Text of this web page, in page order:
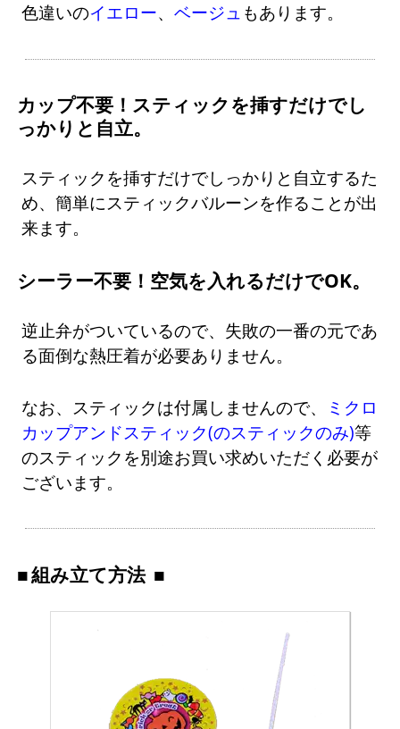
色違いのイエロー、ベージュ もあります。
カップ不要！スティックを挿すだけでし
っかりと自立。
スティックを挿すだけでしっかりと自立するた
め、簡単にスティックバルーンを作ることが出
来ます。
シーラー不要！空気を入れるだけでOK。
逆止弁がついているので、失敗の一番の元であ
る面倒な熱圧着が必要ありません。
なお、スティックは付属しませんので、
ミクロ
カップアンドスティック(のスティックのみ)等
のスティックを別途お買い求めいただく必要が
ございます。
組み立て方法